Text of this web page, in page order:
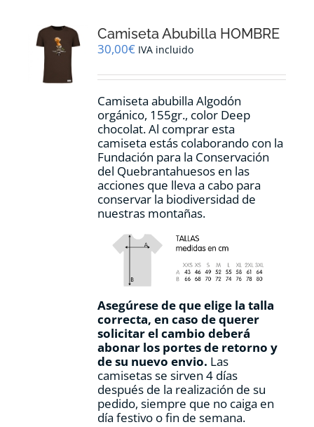
se
pueden
en
página
de
producto
Camiseta Abubilla HOMBRE
30,00€ IVA incluido
Camiseta abubilla Algodón
orgánico, 155gr., color Deep
chocolat. Al comprar esta
camiseta estás colaborando con la
Fundación para la Conservación
del Quebrantahuesos en las
acciones que lleva a cabo para
conservar la biodiversidad de
nuestras montañas.
Asegúrese de que elige la talla
correcta, en caso de querer
solicitar el cambio deberá
abonar los portes de retorno y
de su nuevo envio. Las
camisetas se sirven 4 días
después de la realización de su
pedido, siempre que no caiga en
día festivo o fin de semana.